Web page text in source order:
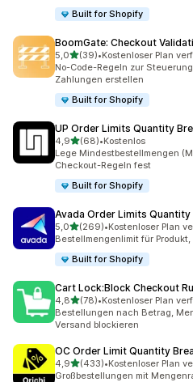
Built for Shopify
BoomGate: Checkout
5,0von 5 Sternen
(39)
39 Rezensionen insgesamt
•Kostenloser Plan
No-Code-Regeln zur
Zahlungen erstellen
Built for Shopify
UP Order Limits Quantity
4,9von 5 Sternen
(68)
68 Rezensionen insgesamt
•Kostenlos
Lege Mindestbestellmengen
Checkout-Regeln fest
Built for Shopify
Avada Order Limits Quantity
5,0von 5 Sternen
(269)
269 Rezensionen insgesamt
•Kostenloser Plan
Bestellmengenlimit für
Built for Shopify
Cart Lock:Block Checkout
4,8von 5 Sternen
(78)
78 Rezensionen insgesamt
•Kostenloser Plan
Bestellungen nach Betrag,
Versand blockieren
OC Order Limit Quantity
4,9von 5 Sternen
(433)
433 Rezensionen insgesamt
•Kostenloser Plan
Großbestellungen mit